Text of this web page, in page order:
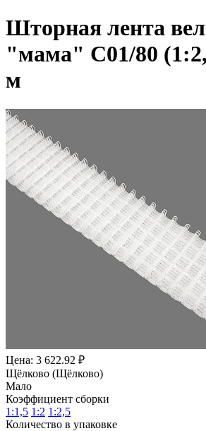
Шторная лента
"мама" C01/80
м
Цена: 3 622.92 ₽
Щёлково (Щёлково)
Мало
Коэффициент сборки
1:1,5 1:2 1:2,5
Количество в упаковке